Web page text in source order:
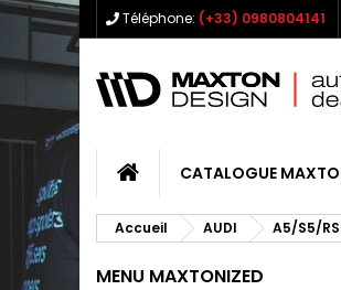
Téléphone: (+33) 0980804141
CATALOGUE
Accueil AUDI A5/S5/
MENU MAXTONIZED